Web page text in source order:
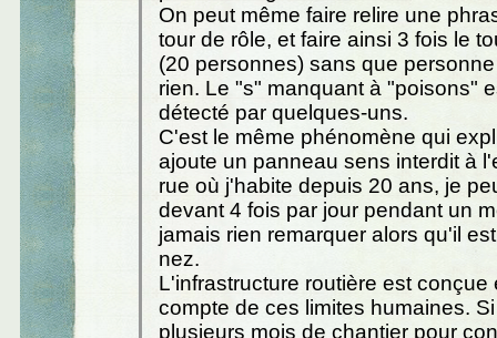
On peut même faire relire une
tour de rôle, et faire ainsi 3 fois le
(20 personnes) sans que
rien. Le "s" manquant à "poisons"
détecté par quelques-uns.
C'est le même phénomène qui
ajoute un panneau sens interdit à
rue où j'habite depuis 20 ans, je
devant 4 fois par jour pendant un
jamais rien remarquer alors qu'il
nez.
L'infrastructure routière est conçue
compte de ces limites humaines.
plusieurs mois de chantier pour